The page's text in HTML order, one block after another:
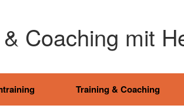
Coaching mit
Training & Coaching